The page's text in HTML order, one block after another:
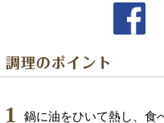
1
鍋に油をひいて熱し、食